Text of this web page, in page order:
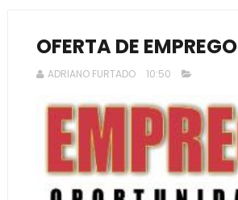
OFERTA DE EMPREGO
ADRIANO FURTADO 10:50